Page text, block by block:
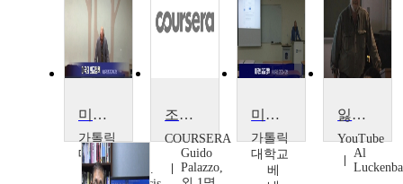
미국의 외교정책
가톨릭
대학교
Benedict E.
조직 안에서의 비윤리적인 결정을 내리는 일
COURSERA
Guido
Palazzo,
미국의외교정책
가톨릭
대학교
베
잃어버린 도시 탐사
YouTube
Al